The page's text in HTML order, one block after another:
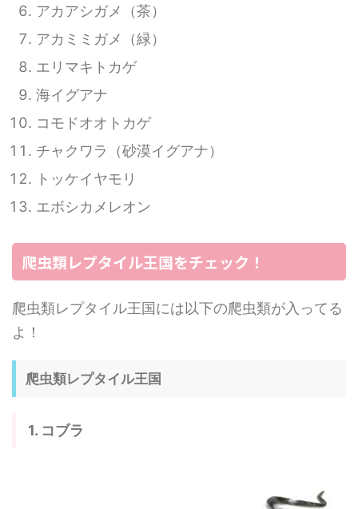
アカアシガメ（茶）
アカミミガメ（緑）
エリマキトカゲ
海イグアナ
コモドオオトカゲ
チャクワラ（砂漠イグアナ）
トッケイヤモリ
エボシカメレオン
爬虫類レプタイル王国をチェック！
爬虫類レプタイル王国には以下の爬虫類が入ってる
よ！
爬虫類レプタイル王国
1. コブラ